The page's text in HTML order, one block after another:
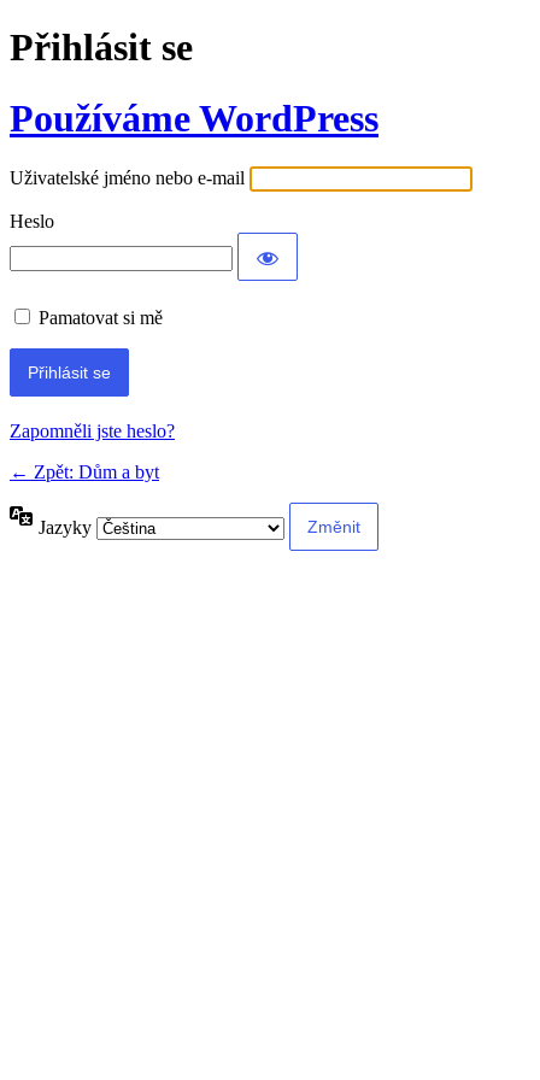
Přihlásit se
Používáme WordPress
Uživatelské jméno nebo e-mail
Heslo
Pamatovat si mě
Alternative:
Zapomněli jste heslo?
← Zpět: Dům a byt
Jazyky